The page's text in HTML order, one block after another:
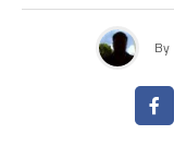
By